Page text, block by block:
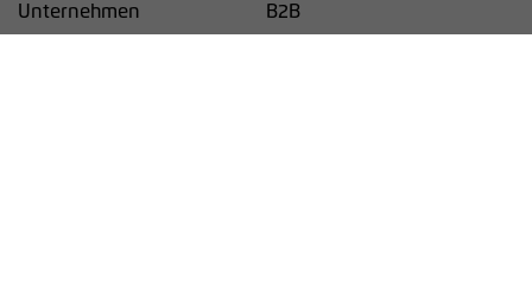
Unternehmen B2B